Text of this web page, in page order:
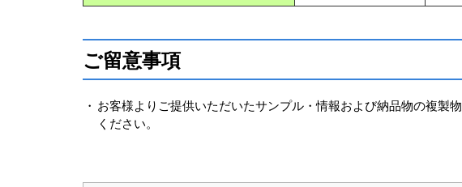
ご留意事項
・ お客様よりご提供いただいたサンプル・情報および納品物の複製
ください。